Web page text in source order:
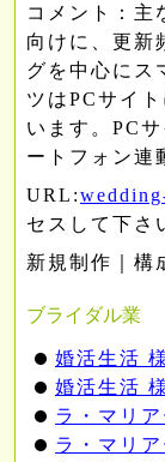
コメント： 主
向けに、更新
グを中心にス
ツはPCサイ
います。PC
ートフォン連
URL:
セスして下さ
新規制作｜構
ブライダル業
婚活生活
婚活生活 様
ラ・マリ
ラ・マリ